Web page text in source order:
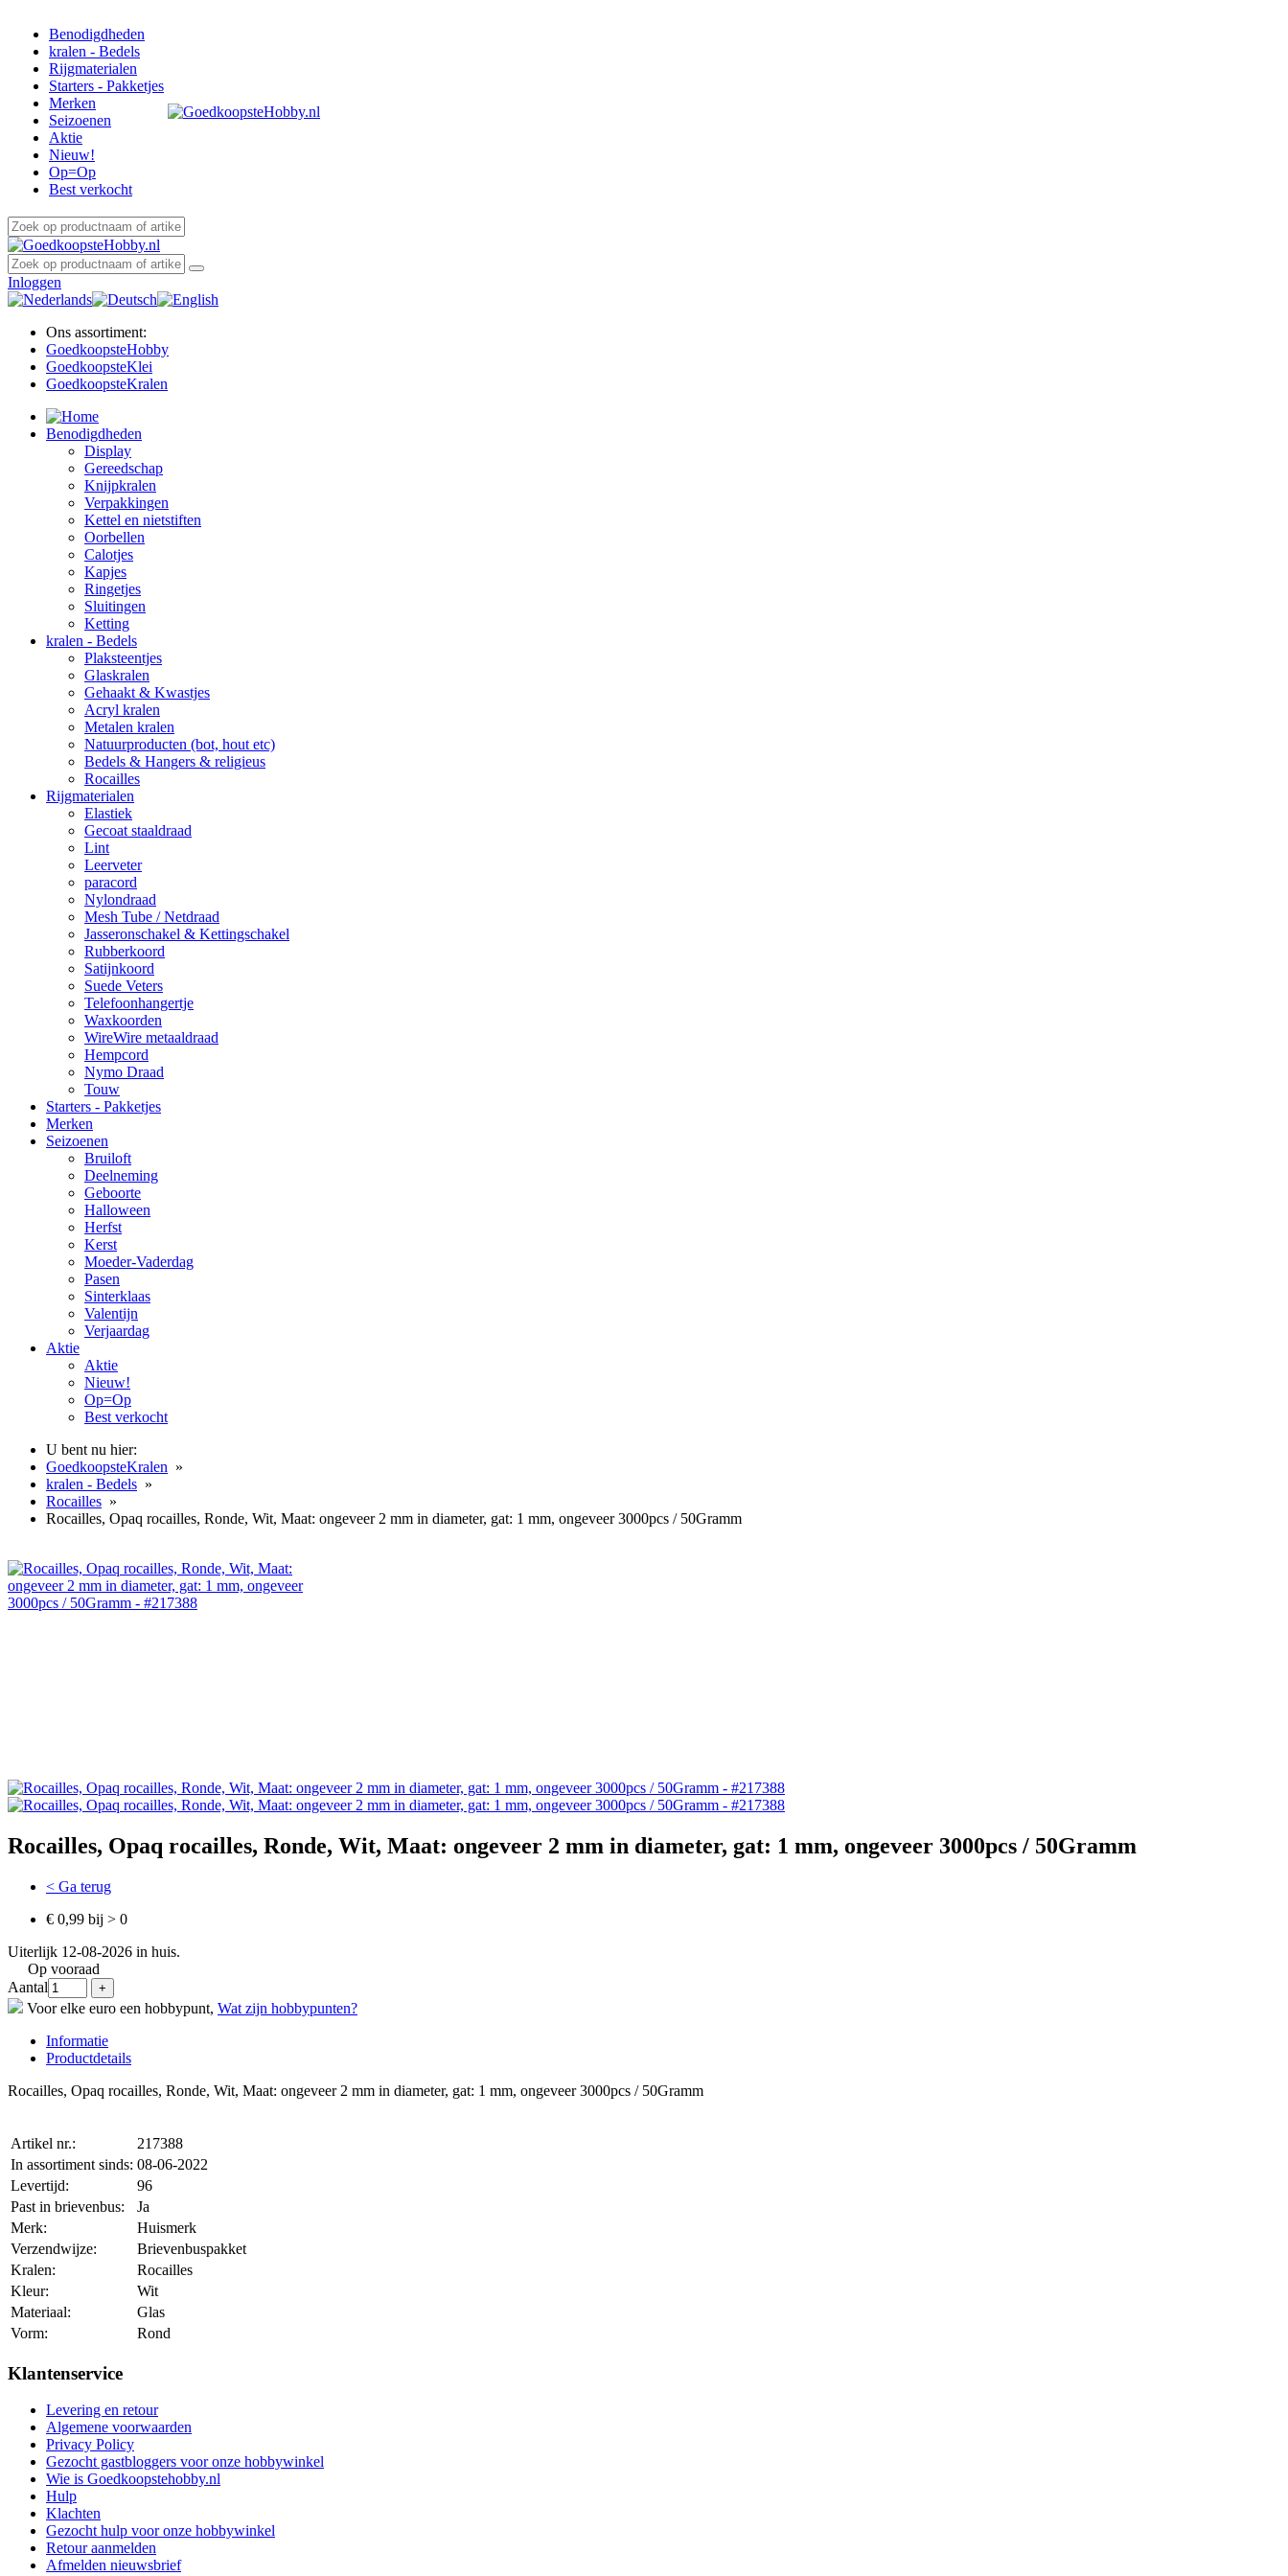
Benodigdheden
kralen - Bedels
Rijgmaterialen
Starters - Pakketjes
Merken
Seizoenen
Aktie
Nieuw!
Op=Op
Best verkocht
Inloggen
Ons assortiment:
GoedkoopsteHobby
GoedkoopsteKlei
GoedkoopsteKralen
Benodigdheden
Display
Gereedschap
Knijpkralen
Verpakkingen
Kettel en nietstiften
Oorbellen
Calotjes
Kapjes
Ringetjes
Sluitingen
Ketting
kralen - Bedels
Plaksteentjes
Glaskralen
Gehaakt & Kwastjes
Acryl kralen
Metalen kralen
Natuurproducten (bot, hout etc)
Bedels & Hangers & religieus
Rocailles
Rijgmaterialen
Elastiek
Gecoat staaldraad
Lint
Leerveter
paracord
Nylondraad
Mesh Tube / Netdraad
Jasseronschakel & Kettingschakel
Rubberkoord
Satijnkoord
Suede Veters
Telefoonhangertje
Waxkoorden
WireWire metaaldraad
Hempcord
Nymo Draad
Touw
Starters - Pakketjes
Merken
Seizoenen
Bruiloft
Deelneming
Geboorte
Halloween
Herfst
Kerst
Moeder-Vaderdag
Pasen
Sinterklaas
Valentijn
Verjaardag
Aktie
Aktie
Nieuw!
Op=Op
Best verkocht
U bent nu hier:
GoedkoopsteKralen »
kralen - Bedels »
Rocailles »
Rocailles, Opaq rocailles, Ronde, Wit, Maat: ongeveer 2 mm in diameter, gat: 1 mm, ongeveer 3000pcs / 50Gramm
Rocailles, Opaq rocailles, Ronde, Wit, Maat: ongeveer 2 mm in diameter, gat: 1 mm, ongeveer 3000pcs / 50Gramm
< Ga terug
€ 0,99 bij > 0
Uiterlijk 12-08-2026 in huis.
Op vooraad
Aantal
Voor elke euro een hobbypunt, Wat zijn hobbypunten?
Informatie
Productdetails
Rocailles, Opaq rocailles, Ronde, Wit, Maat: ongeveer 2 mm in diameter, gat: 1 mm, ongeveer 3000pcs / 50Gramm
Artikel nr.:
217388
In assortiment sinds: 08-06-2022
Levertijd:
96
Past in brievenbus:
Ja
Merk:
Huismerk
Verzendwijze:
Brievenbuspakket
Kralen:
Rocailles
Kleur:
Wit
Materiaal:
Glas
Vorm:
Rond
Klantenservice
Levering en retour
Algemene voorwaarden
Privacy Policy
Gezocht gastbloggers voor onze hobbywinkel
Wie is Goedkoopstehobby.nl
Hulp
Klachten
Gezocht hulp voor onze hobbywinkel
Retour aanmelden
Afmelden nieuwsbrief